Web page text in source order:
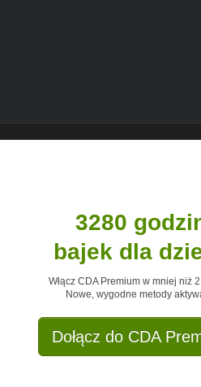
3280
bajek dla
Włącz CDA Premium w mniej niż
Nowe, wygodne metody
Dołącz do CDA